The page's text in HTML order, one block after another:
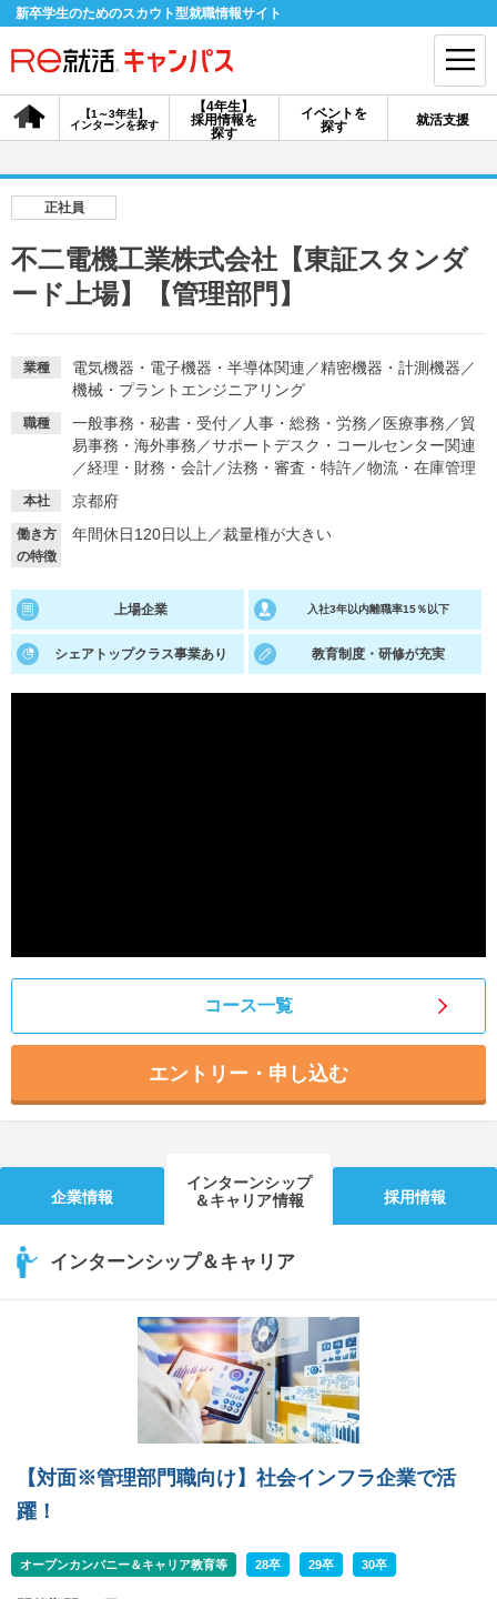
新卒学生のためのスカウト型就職情報サイト
【4年生】
採用情報を
探す
【1～3年生】
インターンを探す
イベントを
探す
就活支援
会員登録 ログイン
就活ノウハウ・サポート
就活支援
適職診断
あなたに合う仕事を診断！
就活チャンネル
動画で対策講座をチェック
正社員
不二電機工業株式会社【東証スタンダ
ード上場】【管理部門】
業種 電気機器・電子機器・半導体関連 ／精密機器・計測機器 ／
機械・プラントエンジニアリング
職種 一般事務・秘書・受付／ 人事・総務・労務 ／ 医療事務 ／貿
易事務・海外事務 ／サポートデスク・コールセンター関連
／経理・財務・会計／法務・審査・特許／物流・在庫管理
本社 京都府
働き方
の特徴
年間休日120日以上 ／裁量権が大きい
上場企業 入社3年以内離職率15％以下
シェアトップクラス事業あり 教育制度・研修が充実
コース一覧
エントリー・申し込む
企業情報
インターンシップ
＆キャリア情報
採用情報
インターンシップ＆キャリア
【対面※管理部門職向け】社会インフラ企業で活
躍！
オープンカンパニー＆キャリア教育等 28卒 29卒 30卒